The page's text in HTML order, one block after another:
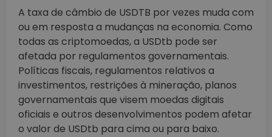
A taxa de câmbio de USDTB por vezes muda com
ou em resposta a mudanças na economia. Como
todas as criptomoedas, a USDtb pode ser
afetada por regulamentos governamentais.
Políticas fiscais, regulamentos relativos a
investimentos, restrições à mineração, planos
governamentais que visem moedas digitais
oficiais e outros desenvolvimentos podem afetar
o valor de USDtb para cima ou para baixo.